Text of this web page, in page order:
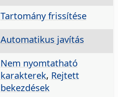
Tartomány frissítése
Automatikus javítás
Nem nyomtatható
karakterek, Rejtett
bekezdések